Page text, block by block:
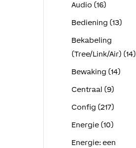
Audio (16)
Bediening (13)
Bekabeling
(Tree/Link/Air) (14)
Bewaking (14)
Centraal (9)
Config (217)
Energie (10)
Energie: een